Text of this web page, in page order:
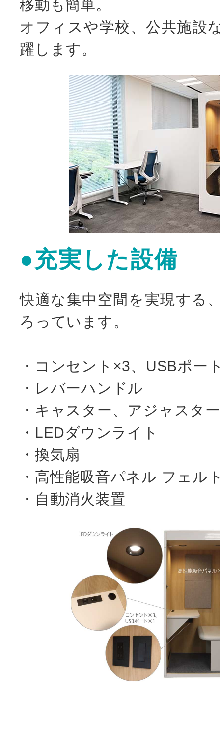
移動も簡単。
オフィスや学校、公共施設
躍します。
●充実した設備
快適な集中空間を実現する
ろっています。
・コンセント×3、USBポー
・レバーハンドル
・キャスター、アジャスター
・LEDダウンライト
・換気扇
・高性能吸音パネル フェル
・自動消火装置